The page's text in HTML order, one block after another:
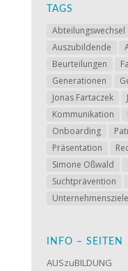
TAGS
Abteilungswechsel
Auszubildende
Beurteilungen
Generationen
Jonas Fartaczek
Kommunikation
Onboarding
Präsentation
Simone Oßwald
Suchtprävention
Unternehmensziele
INFO – SEITEN
AUSzuBILDUNG